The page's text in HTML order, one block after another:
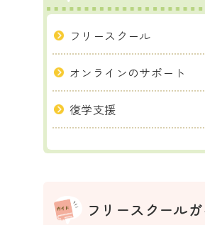
フリースクール
オンラインのサポート
復学支援
フリースクール